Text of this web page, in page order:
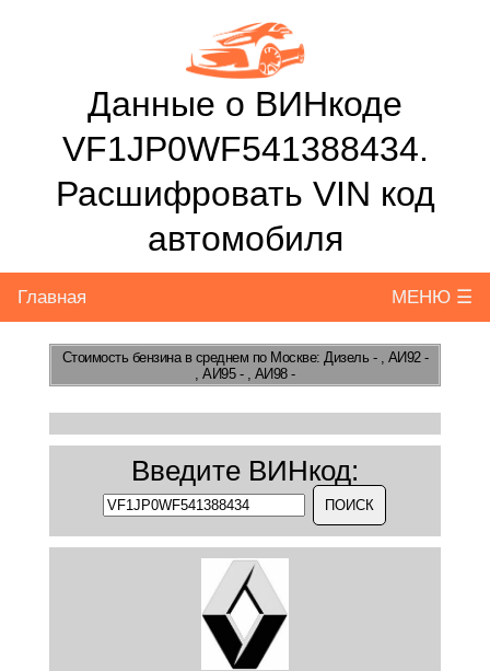
Данные о ВИНкоде
VF1JP0WF541388434.
Расшифровать VIN код
автомобиля
Главная МЕНЮ ☰
Стоимость бензинав среднем по Москве: Дизель - , АИ92 -
, АИ95 - , АИ98 -
Введите ВИНкод: